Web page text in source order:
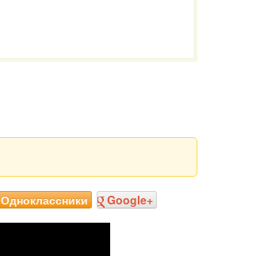
Одноклассники Google+